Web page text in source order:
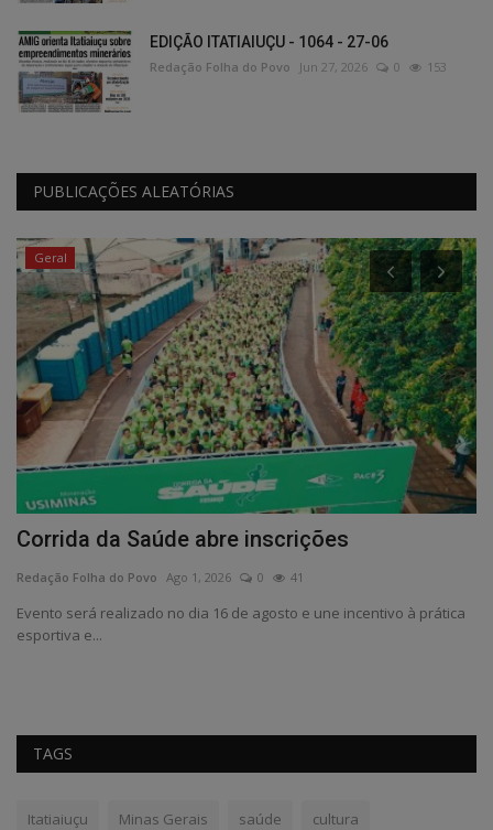
EDIÇÃO ITATIAIUÇU - 1064 - 27-06
Redação Folha do Povo Jun 27, 2026 0 153
PUBLICAÇÕES ALEATÓRIAS
Geral
Corrida da Saúde abre inscrições
Redação Folha do Povo Ago 1, 2026 0 41
Evento será realizado no dia 16 de agosto e une incentivo à prática
esportiva e...
TAGS
Itatiaiuçu Minas Gerais saúde cultura